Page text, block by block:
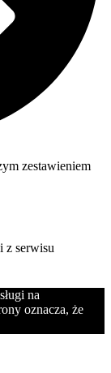
zestawieniem
z serwisu
na
oznacza, że